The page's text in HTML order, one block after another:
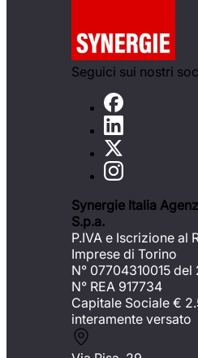
Seguici sui nostri
Synergie Italia
S.p.a.
P.IVA e Iscrizione al
Imprese di Torino
N° 07704310015
N° REA 917734
Capitale Sociale €
interamente versato